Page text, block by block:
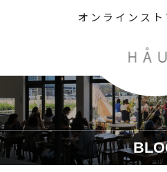
オンラインス